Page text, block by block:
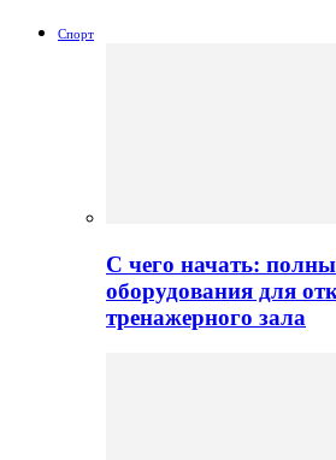
Спорт
С чего начать:
оборудования для
тренажерного зала